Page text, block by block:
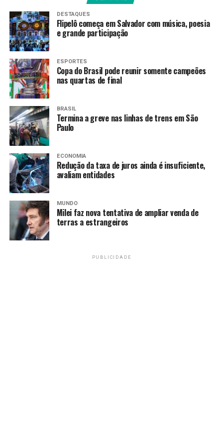
principalmente pelas ações da Petrobras, com maior
peso do indicador, e de bancos.
As ações ordinárias (com voto em assembleia de
acionistas) da Petrobras valorizaram-se 0,82%. Os
papéis preferenciais (com preferência na distribuição de
dividendos) subiram 0,96%.
Apesar da recuperação desta quinta, o Ibovespa
acumula queda de 3,12% na semana e de 4,78% no mês.
No ano, o índice sobe 10,70%.
Cenário externo
O mercado global acompanhou sinais positivos nas
conversas entre os presidentes Donald Trump e Xi
Jinping. Segundo Trump, o governo chinês teria se
manifestado favoravelmente à manutenção da
navegação no Estreito de Ormuz, rota estratégica para o
comércio global de petróleo.
DESTAQUES
Flipelô começa em Salvador com música, poesia
e grande participação
ESPORTES
Copa do Brasil pode reunir somente campeões
nas quartas de final
BRASIL
Termina a greve nas linhas de trens em São
Paulo
ECONOMIA
Redução da taxa de juros ainda é insuficiente,
avaliam entidades
MUNDO
Milei faz nova tentativa de ampliar venda de
terras a estrangeiros
PUBLICIDADE